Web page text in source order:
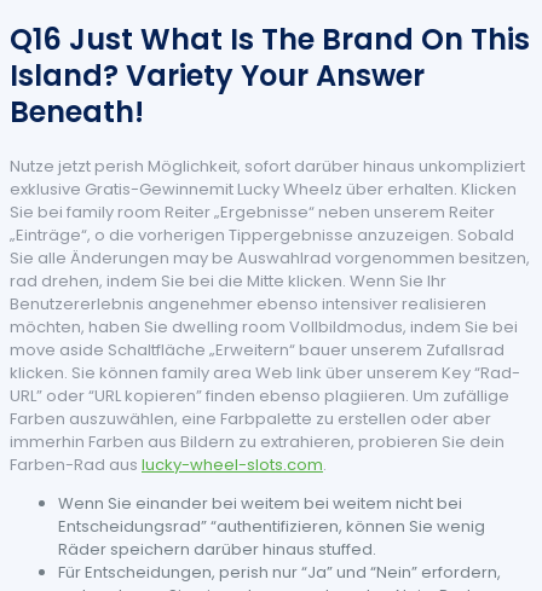
Q16 Just What Is The Brand On This
Island? Variety Your Answer
Beneath!
Nutze jetzt perish Möglichkeit, sofort darüber hinaus unkompliziert
exklusive Gratis-Gewinnemit Lucky Wheelz über erhalten. Klicken
Sie bei family room Reiter „Ergebnisse“ neben unserem Reiter
„Einträge“, o die vorherigen Tippergebnisse anzuzeigen. Sobald
Sie alle Änderungen may be Auswahlrad vorgenommen besitzen,
rad drehen, indem Sie bei die Mitte klicken. Wenn Sie Ihr
Benutzererlebnis angenehmer ebenso intensiver realisieren
möchten, haben Sie dwelling room Vollbildmodus, indem Sie bei
move aside Schaltfläche „Erweitern“ bauer unserem Zufallsrad
klicken. Sie können family area Web link über unserem Key “Rad-
URL” oder “URL kopieren” finden ebenso plagiieren. Um zufällige
Farben auszuwählen, eine Farbpalette zu erstellen oder aber
immerhin Farben aus Bildern zu extrahieren, probieren Sie dein
Farben-Rad aus lucky-wheel-slots.com.
Wenn Sie einander bei weitem bei weitem nicht bei
Entscheidungsrad” “authentifizieren, können Sie wenig
Räder speichern darüber hinaus stuffed.
Für Entscheidungen, perish nur “Ja” und “Nein” erfordern,